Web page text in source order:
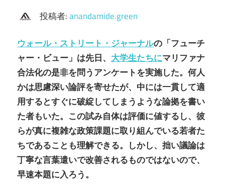
投稿者:anandamide.green
ウォール・ストリート・ジャーナルの「フューチ
ャー・ビュー」は先日、 大学生たちにマリファナ
合法化の是非を問うアンケートを実施した。何人
かは思慮深い論評を寄せたが、中には一貫して適
用するとすぐに破綻してしまうような論拠を書い
た者もいた。この試み自体は評価に値するし、彼
らが真に複雑な政策課題に取り組んでいる若者た
ちであることも理解できる。しかし、拙い議論は
丁寧な言葉遣いで改善されるものではないので、
早速本題に入ろう。